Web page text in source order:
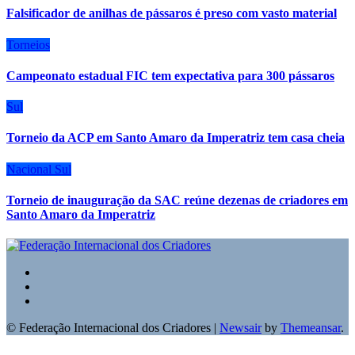
Falsificador de anilhas de pássaros é preso com vasto material
Torneios
Campeonato estadual FIC tem expectativa para 300 pássaros
Sul
Torneio da ACP em Santo Amaro da Imperatriz tem casa cheia
Nacional Sul
Torneio de inauguração da SAC reúne dezenas de criadores em
Santo Amaro da Imperatriz
© Federação Internacional dos Criadores | Newsairby Themeansar.